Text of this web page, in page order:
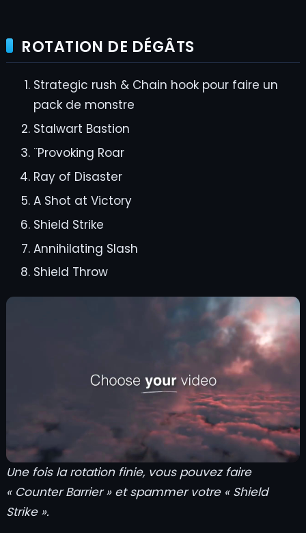
ROTATION DE DÉGÂTS
Strategic rush & Chain hook pour faire un
pack de monstre
Stalwart Bastion
¨Provoking Roar
Ray of Disaster
A Shot at Victory
Shield Strike
Annihilating Slash
Shield Throw
Une fois la rotation finie, vous pouvez faire
« Counter Barrier » et spammer votre « Shield
Strike ».